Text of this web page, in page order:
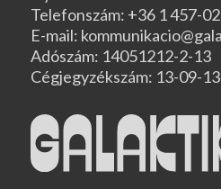
Telefonszám: +36 1 457-
E-mail:
Adószám: 14051212-2-13
Cégjegyzékszám: 13-09-